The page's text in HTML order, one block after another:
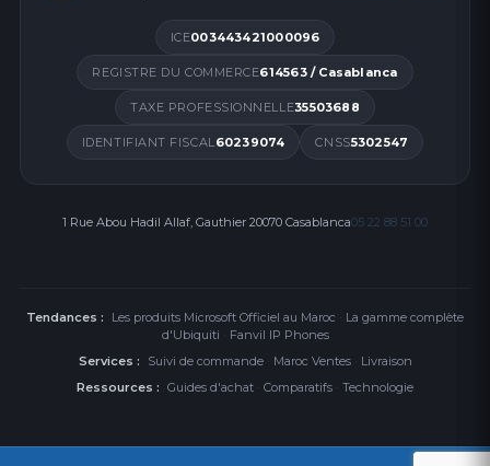
ICE003443421000096
REGISTRE DU COMMERCE614563 / Casablanca
TAXE PROFESSIONNELLE35503688
IDENTIFIANT FISCAL60239074 CNSS5302547
1 Rue Abou Hadil Allaf, Gauthier 20070 Casablanca05 22 88 51 00
Tendances : Les produits Microsoft Officiel au Maroc · La gamme complète
d'Ubiquiti · Fanvil IP Phones
Services :
Suivi de commande· Maroc Ventes· Livraison
Ressources : Guides d'achat · Comparatifs · Technologie